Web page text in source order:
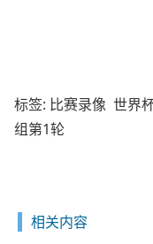
标签: 比赛录像 世界
组第1轮
相关内容